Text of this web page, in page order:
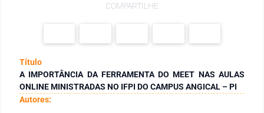
COMPARTILHE
Título
A IMPORTÂNCIA DA FERRAMENTA DO MEET NAS AULAS
ONLINE MINISTRADAS NO IFPI DO CAMPUS ANGICAL – PI
Autores: